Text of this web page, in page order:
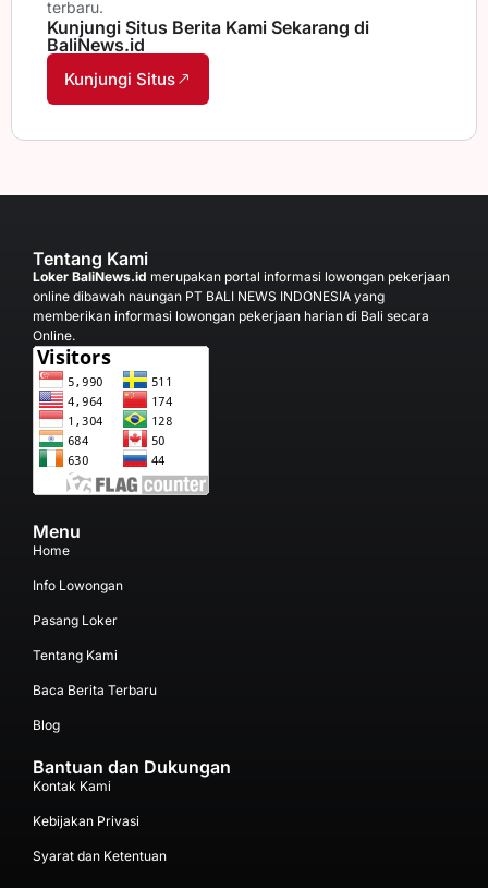
terbaru.
Kunjungi Situs Berita Kami Sekarang di
BaliNews.id
Kunjungi Situs
Tentang Kami
Loker BaliNews.id merupakan portal informasi lowongan pekerjaan
online dibawah naungan PT BALI NEWS INDONESIA yang
memberikan informasi lowongan pekerjaan harian di Bali secara
Online.
Menu
Home
Info Lowongan
Pasang Loker
Tentang Kami
Baca Berita Terbaru
Blog
Bantuan dan Dukungan
Kontak Kami
Kebijakan Privasi
Syarat dan Ketentuan